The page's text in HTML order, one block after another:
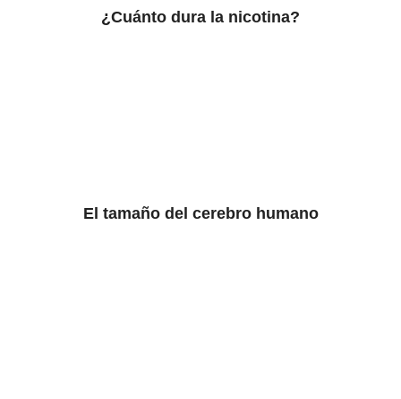
¿Cuánto dura la nicotina?
El tamaño del cerebro humano